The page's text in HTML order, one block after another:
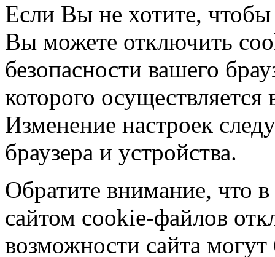
Если Вы не хотите,
Вы можете отключить
безопасности вашего
которого
Изменение настроек
браузера и устройства.
Обратите внимание, что в
сайтом cookie-файлов
возможности сайта